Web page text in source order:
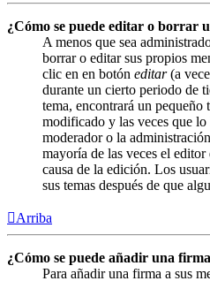
¿Cómo se puede editar o borrar
A menos que sea
borrar o editar sus propios
clic en en botón editar(a
durante un cierto periodo de
tema, encontrará un
modificado y las veces que
moderador o la
mayoría de las veces el
causa de la edición. Los
sus temas después de que
Arriba
¿Cómo se puede añadir una
Para añadir una firma a sus